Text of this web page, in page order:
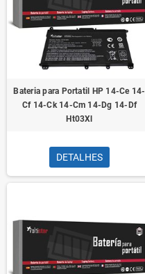
Bateria para Portatil HP 14-Ce 14-
Cf 14-Ck 14-Cm 14-Dg 14-Df
Ht03Xl
DETALHES